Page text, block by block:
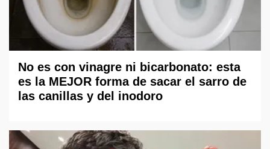
No es con vinagre ni bicarbonato: esta
es la MEJOR forma de sacar el sarro de
las canillas y del inodoro